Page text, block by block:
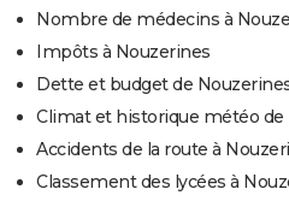
Nombre de médecins à
Impôts à Nouzerines
Dette et budget de
Climat et historique météo de
Accidents de la route à
Classement des lycées à